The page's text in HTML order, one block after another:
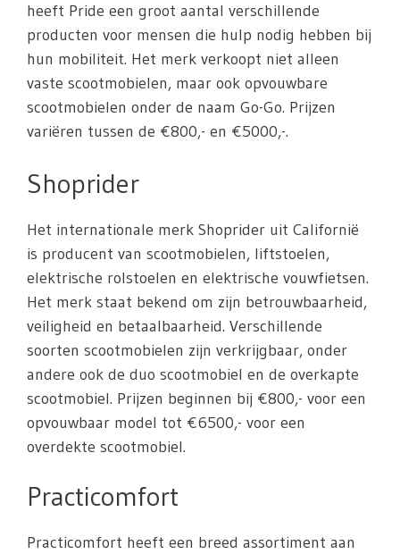
heeft Pride een groot aantal verschillende
producten voor mensen die hulp nodig hebben bij
hun mobiliteit. Het merk verkoopt niet alleen
vaste scootmobielen, maar ook opvouwbare
scootmobielen onder de naam Go-Go. Prijzen
variëren tussen de €800,- en €5000,-.
Shoprider
Het internationale merk Shoprider uit Californië
is producent van scootmobielen, liftstoelen,
elektrische rolstoelen en elektrische vouwfietsen.
Het merk staat bekend om zijn betrouwbaarheid,
veiligheid en betaalbaarheid. Verschillende
soorten scootmobielen zijn verkrijgbaar, onder
andere ook de duo scootmobiel en de overkapte
scootmobiel. Prijzen beginnen bij €800,- voor een
opvouwbaar model tot €6500,- voor een
overdekte scootmobiel.
Practicomfort
Practicomfort heeft een breed assortiment aan